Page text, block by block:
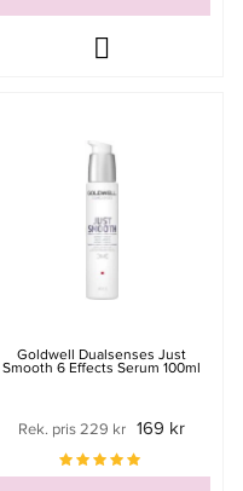
Goldwell Dualsenses Just
Smooth 6 Effects Serum 100ml
Rek. pris 229 kr 169 kr